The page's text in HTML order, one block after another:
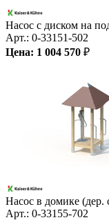
Насос с диском на
Арт.: 0-33151-502
Цена: 1 004 570 ₽
Насос в домике (дер.
Арт.: 0-33155-702